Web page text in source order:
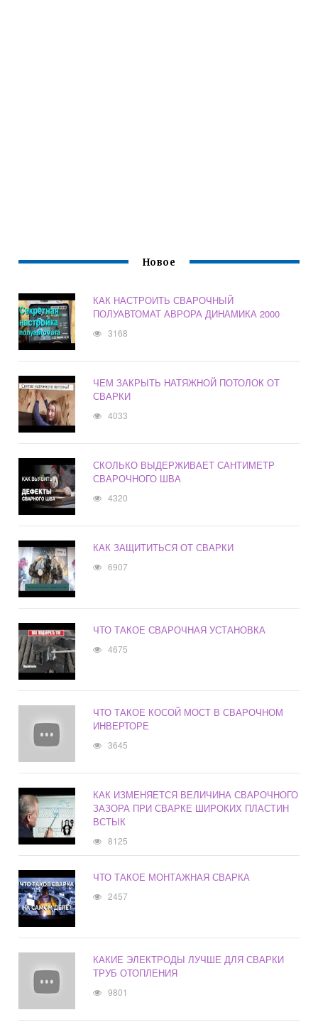
Новое
КАК НАСТРОИТЬ СВАРОЧНЫЙ
ПОЛУАВТОМАТ АВРОРА ДИНАМИКА 2000
3168
ЧЕМ ЗАКРЫТЬ НАТЯЖНОЙ ПОТОЛОК ОТ
СВАРКИ
4033
СКОЛЬКО ВЫДЕРЖИВАЕТ САНТИМЕТР
СВАРОЧНОГО ШВА
4320
КАК ЗАЩИТИТЬСЯ ОТ СВАРКИ
6907
ЧТО ТАКОЕ СВАРОЧНАЯ УСТАНОВКА
4675
ЧТО ТАКОЕ КОСОЙ МОСТ В СВАРОЧНОМ
ИНВЕРТОРЕ
3645
КАК ИЗМЕНЯЕТСЯ ВЕЛИЧИНА СВАРОЧНОГО
ЗАЗОРА ПРИ СВАРКЕ ШИРОКИХ ПЛАСТИН
ВСТЫК
8125
ЧТО ТАКОЕ МОНТАЖНАЯ СВАРКА
2457
КАКИЕ ЭЛЕКТРОДЫ ЛУЧШЕ ДЛЯ СВАРКИ
ТРУБ ОТОПЛЕНИЯ
9801